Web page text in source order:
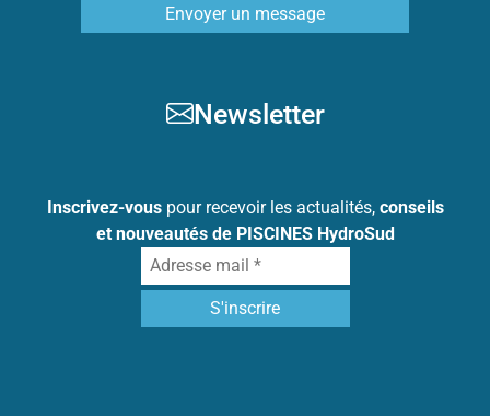
Envoyer un message
Newsletter
Inscrivez-vouspour recevoir les actualités, conseils
et nouveautés de PISCINES HydroSud